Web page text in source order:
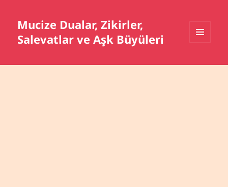
Mucize Dualar, Zikirler,
Salevatlar ve Aşk Büyüleri
BILEŞENLER